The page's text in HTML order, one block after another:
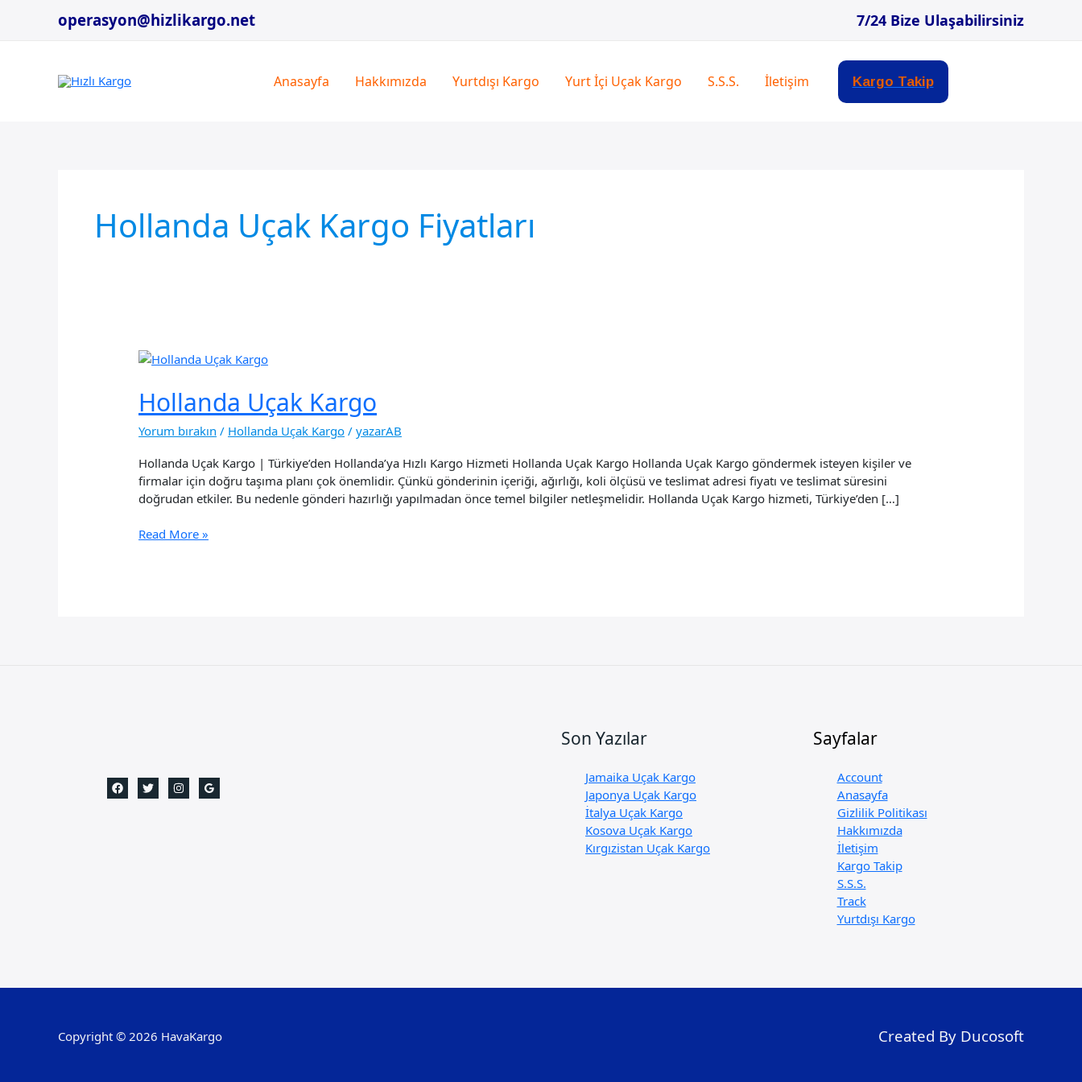
operasyon@hizlikargo.net 7/24 Bize Ulaşabilirsiniz
Anasayfa Hakkımızda Yurtdışı Kargo Yurt İçi Uçak Kargo S.S.S. İletişim Kargo Takip
Hollanda Uçak Kargo Fiyatları
Hollanda Uçak Kargo
Yorum bırakın / Hollanda Uçak Kargo /yazarAB
Hollanda Uçak Kargo | Türkiye’den Hollanda’ya Hızlı Kargo Hizmeti Hollanda Uçak Kargo Hollanda Uçak Kargo göndermek isteyen kişiler ve
firmalar için doğru taşıma planı çok önemlidir. Çünkü gönderinin içeriği, ağırlığı, koli ölçüsü ve teslimat adresi fiyatı ve teslimat süresini
doğrudan etkiler. Bu nedenle gönderi hazırlığı yapılmadan önce temel bilgiler netleşmelidir. Hollanda Uçak Kargo hizmeti, Türkiye’den […]
Hollanda
Read More »
Son Yazılar
Jamaika Uçak Kargo
Japonya Uçak Kargo
İtalya Uçak Kargo
Kosova Uçak Kargo
Kırgızistan Uçak Kargo
Sayfalar
Account
Anasayfa
Gizlilik Politikası
Hakkımızda
İletişim
Kargo Takip
S.S.S.
Track
Yurtdışı Kargo
Copyright © 2026 HavaKargo Created By Ducosoft